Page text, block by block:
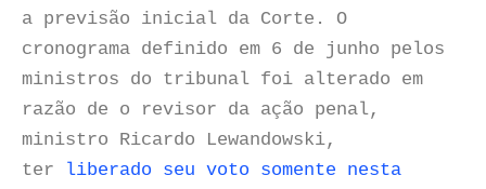
a previsão inicial da Corte. O
cronograma definido em 6 de junho pelos
ministros do tribunal foi alterado em
razão de o revisor da ação penal,
ministro Ricardo Lewandowski,
ter
liberado seu voto somente nesta